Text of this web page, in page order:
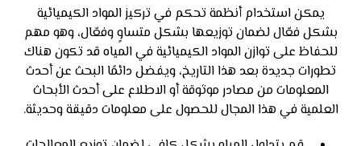
يمكن استخدام أنظمة تحكم في تركيز المواد الكيميائية
بشكل فعّال لضمان توزيعها بشكل متساوٍ وفعّال، وهو مهم
للحفاظ على توازن المواد الكيميائية في المياه قد تكون هناك
تطورات جديدة بعد هذا التاريخ، ويفضل دائمًا البحث عن أحدث
المعلومات من مصادر موثوقة أو الاطلاع على أحدث الأبحاث
العلمية في هذا المجال للحصول على معلومات دقيقة وحديثة.